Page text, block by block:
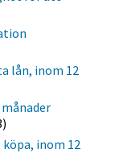
lån, inom 12
inom 12